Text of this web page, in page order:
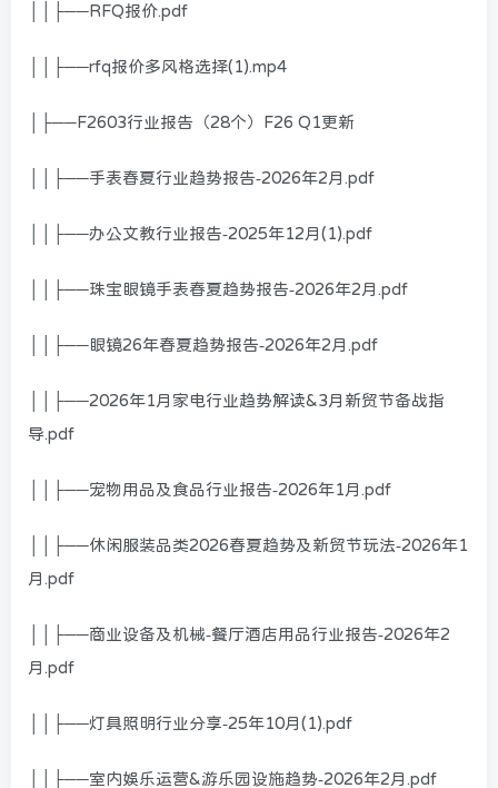
││├──RFQ报价.pdf
││├──rfq报价多风格选择(1).mp4
│├──F2603行业报告（28个）F26 Q1更新
││├──手表春夏行业趋势报告-2026年2月.pdf
││├──办公文教行业报告-2025年12月(1).pdf
││├──珠宝眼镜手表春夏趋势报告-2026年2月.pdf
││├──眼镜26年春夏趋势报告-2026年2月.pdf
││├──2026年1月家电行业趋势解读&3月新贸节备战指
导.pdf
││├──宠物用品及食品行业报告-2026年1月.pdf
││├──休闲服装品类2026春夏趋势及新贸节玩法-2026年1
月.pdf
││├──商业设备及机械-餐厅酒店用品行业报告-2026年2
月.pdf
││├──灯具照明行业分享-25年10月(1).pdf
││├──室内娱乐运营&游乐园设施趋势-2026年2月.pdf